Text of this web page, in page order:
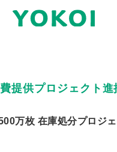
提供プロジェクト
万枚 在庫処分プロジ